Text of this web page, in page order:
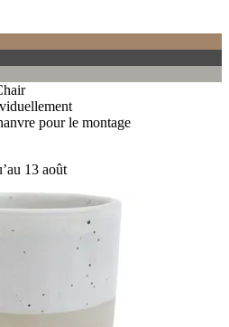
pour le montage
13 août